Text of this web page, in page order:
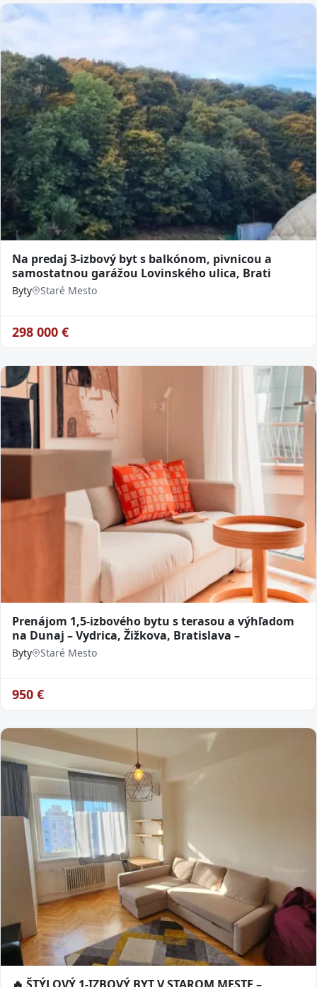
Na predaj 3-izbový byt s balkónom, pivnicou a
samostatnou garážou Lovinského ulica, Brati
Byty Staré Mesto
298 000 €
Prenájom 1,5-izbového bytu s terasou a výhľadom
na Dunaj – Vydrica, Žižkova, Bratislava –
Byty Staré Mesto
950 €